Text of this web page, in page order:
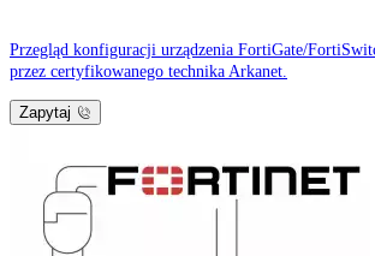
Przegląd konfiguracji urządzenia FortiGate/
przez certyfikowanego technika Arkanet.
Zapytaj